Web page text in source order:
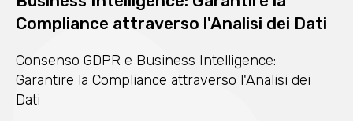
Compliance attraverso l'Analisi dei Dati
Consenso GDPR e Business Intelligence:
Garantire la Compliance attraverso l'Analisi dei
Dati